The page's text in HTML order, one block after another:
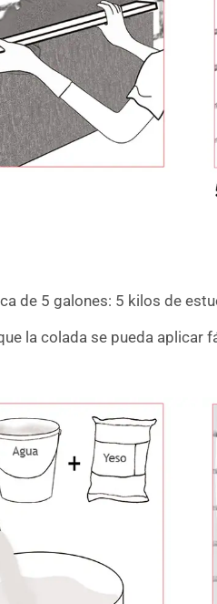
de 5 galones: 5 kilos de
la colada se pueda